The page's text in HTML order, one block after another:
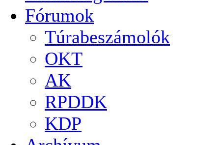
Fórumok
Túrabeszámolók
OKT
AK
RPDDK
KDP